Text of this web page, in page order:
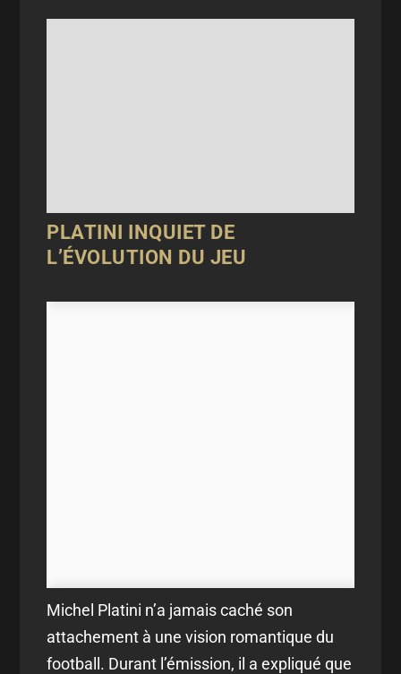
PLATINI INQUIET DE
L’ÉVOLUTION DU JEU
Michel Platini n’a jamais caché son
attachement à une vision romantique du
football. Durant l’émission, il a expliqué que